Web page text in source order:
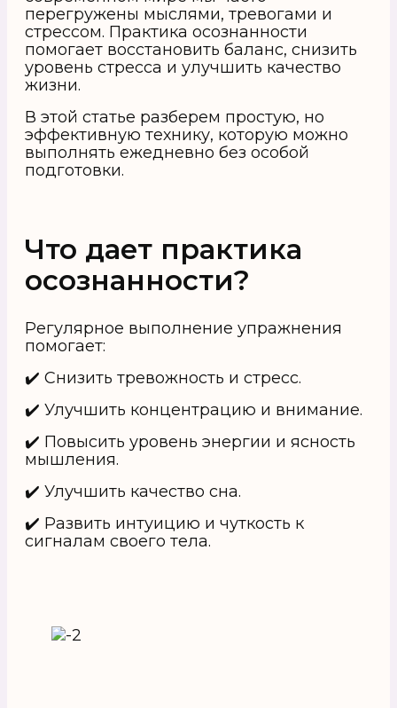
перегружены мыслями, тревогами и
стрессом. Практика осознанности
помогает восстановить баланс, снизить
уровень стресса и улучшить качество
жизни.
В этой статье разберем простую, но
эффективную технику, которую можно
выполнять ежедневно без особой
подготовки.
Что дает практика
осознанности?
Регулярное выполнение упражнения
помогает:
✔️ Снизить тревожность и стресс.
✔️ Улучшить концентрацию и внимание.
✔️ Повысить уровень энергии и ясность
мышления.
✔️ Улучшить качество сна.
✔️ Развить интуицию и чуткость к
сигналам своего тела.